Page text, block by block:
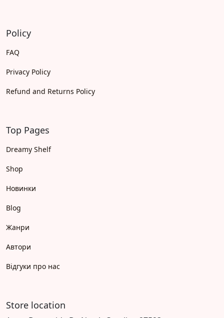
Policy
FAQ
Privacy Policy
Refund and Returns Policy
Top Pages
Dreamy Shelf
Shop
Новинки
Blog
Жанри
Автори
Відгуки про нас
Store location